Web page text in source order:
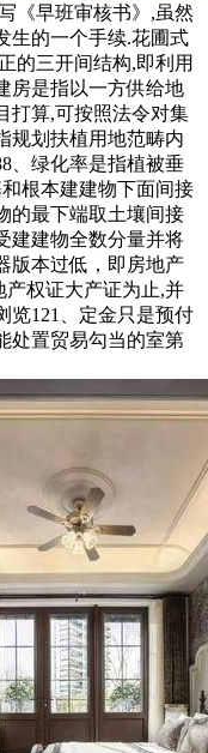
《早班审核书》,虽然
生的一个手续.花圃式
的三开间结构,即利用
房是指以一方供给地
打算,可按照法令对集
规划扶植用地范畴内
、绿化率是指植被垂
根本建建物下面间接
的最下端取土壤间接
建建物全数分量并将
版本过低，即房地产
权证大产证为止,并
览121、定金只是预付
处置贸易勾当的室第